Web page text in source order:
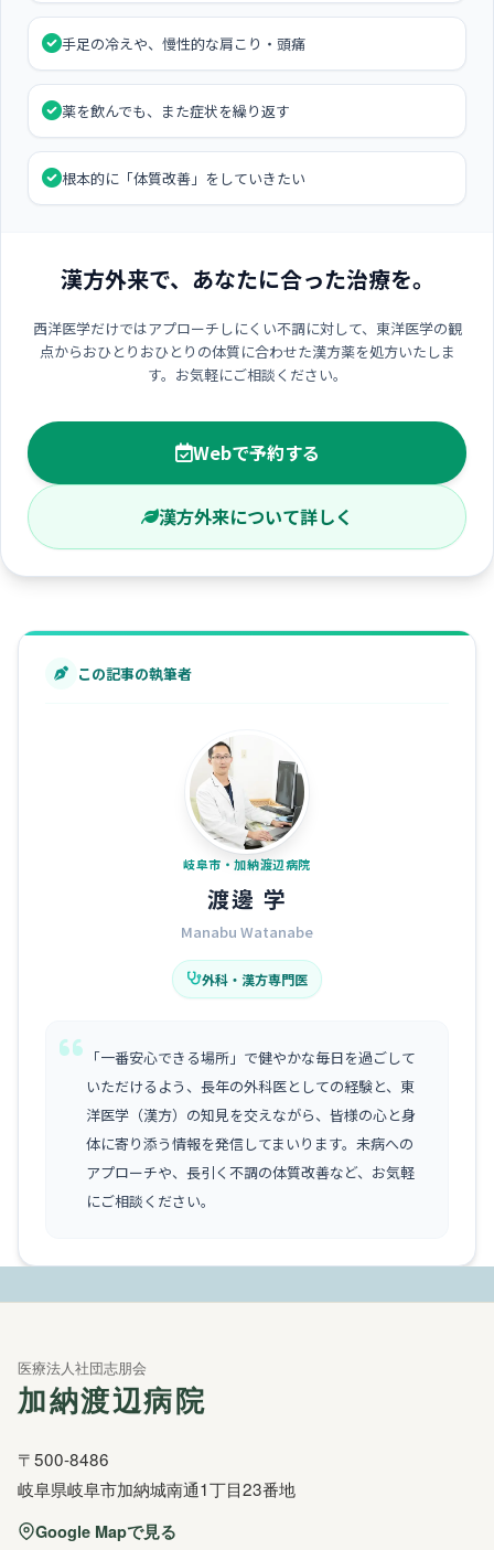
手足の冷えや、慢性的な肩こり・頭痛
薬を飲んでも、また症状を繰り返す
根本的に「体質改善」をしていきたい
漢方外来で、あなたに合った治療を。
西洋医学だけではアプローチしにくい不調に対して、東洋医学の観
点からおひとりおひとりの体質に合わせた漢方薬を処方いたしま
す。お気軽にご相談ください。
Webで予約する
漢方外来について詳しく
この記事の執筆者
岐阜市・加納渡辺病院
渡邊 学
Manabu Watanabe
外科・漢方専門医
「一番安心できる場所」で健やかな毎日を過ごして
いただけるよう、長年の外科医としての経験と、東
洋医学（漢方）の知見を交えながら、皆様の心と身
体に寄り添う情報を発信してまいります。未病への
アプローチや、長引く不調の体質改善など、お気軽
にご相談ください。
医療法人社団志朋会
加納渡辺病院
〒500-8486
岐阜県岐阜市加納城南通1丁目23番地
Google Mapで見る